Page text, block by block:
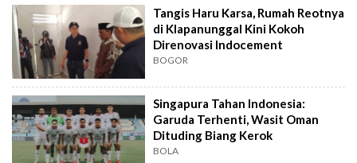
Tangis Haru Karsa, Rumah Reotnya
di Klapanunggal Kini Kokoh
Direnovasi Indocement
BOGOR
Singapura Tahan Indonesia:
Garuda Terhenti, Wasit Oman
Dituding Biang Kerok
BOLA